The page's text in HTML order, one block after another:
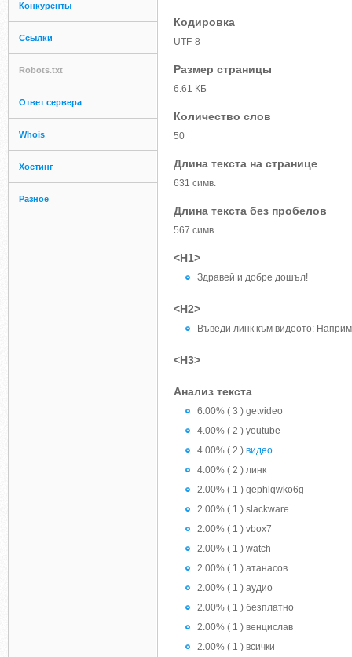
Конкуренты
Ссылки
Robots.txt
Ответ сервера
Whois
Хостинг
Разное
Кодировка
UTF-8
Размер страницы
6.61 КБ
Количество слов
50
Длина текста на странице
631 симв.
Длина текста без пробелов
567 симв.
<H1>
Здравей и добре дошъл!
<H2>
Въведи линк към видеото:
<H3>
Анализ текста
6.00% ( 3 ) getvideo
4.00% ( 2 ) youtube
4.00% ( 2 ) видео
4.00% ( 2 ) линк
2.00% ( 1 ) gephlqwko6g
2.00% ( 1 ) slackware
2.00% ( 1 ) vbox7
2.00% ( 1 ) watch
2.00% ( 1 ) атанасов
2.00% ( 1 ) аудио
2.00% ( 1 ) безплатно
2.00% ( 1 ) венцислав
2.00% ( 1 ) всички